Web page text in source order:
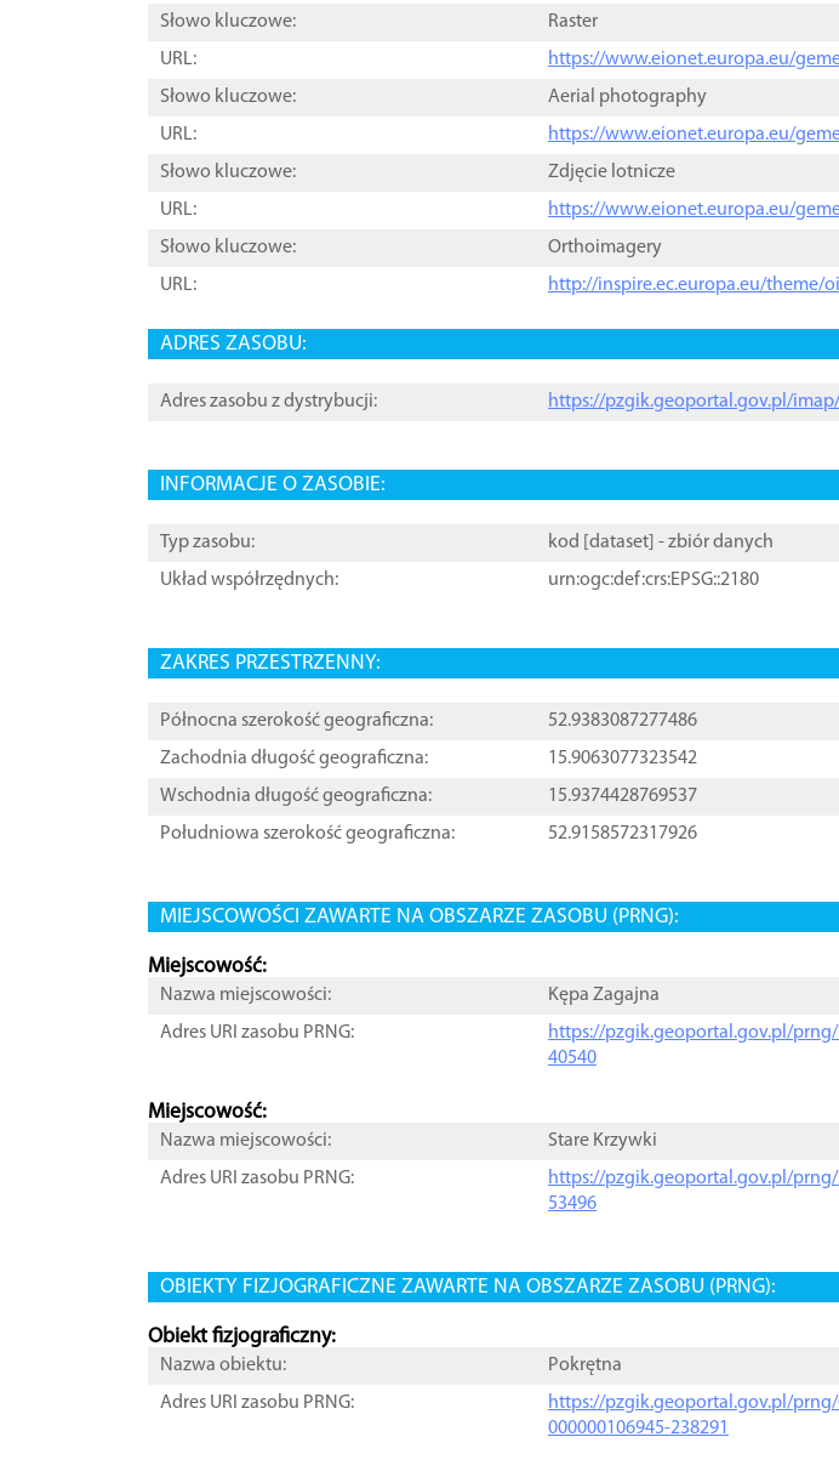
Słowo kluczowe:
Raster
URL:
https://www.eionet.europa.eu/
Słowo kluczowe:
Aerial photography
URL:
https://www.eionet.europa.eu/
Słowo kluczowe:
Zdjęcie lotnicze
URL:
https://www.eionet.europa.eu/
Słowo kluczowe:
Orthoimagery
URL:
http://inspire.ec.europa.eu/theme/oi
ADRES ZASOBU:
Adres zasobu z dystrybucji: https://pzgik.geoportal.gov.pl/
INFORMACJE O ZASOBIE:
Typ zasobu: kod [ dataset ] - zbiór danych
Układ współrzędnych:
urn:ogc:def:crs:EPSG::2180
ZAKRES PRZESTRZENNY:
Północna szerokość geograficzna:
52.9383087277486
Zachodnia długość geograficzna:
15.9063077323542
Wschodnia długość geograficzna:
15.9374428769537
Południowa szerokość geograficzna:
52.9158572317926
MIEJSCOWOŚCI ZAWARTE NA OBSZARZE ZASOBU (PRNG):
Miejscowość:
Nazwa miejscowości:
Kępa Zagajna
Adres URI zasobu PRNG:
https://pzgik.geoportal.gov.pl/prng/
40540
Miejscowość:
Nazwa miejscowości:
Stare Krzywki
Adres URI zasobu PRNG:
https://pzgik.geoportal.gov.pl/prng/
53496
OBIEKTY FIZJOGRAFICZNE ZAWARTE NA OBSZARZE ZASOBU (PRNG):
Obiekt fizjograficzny:
Nazwa obiektu:
Pokrętna
Adres URI zasobu PRNG:
https://pzgik.geoportal.gov.pl/prng/
000000106945-238291